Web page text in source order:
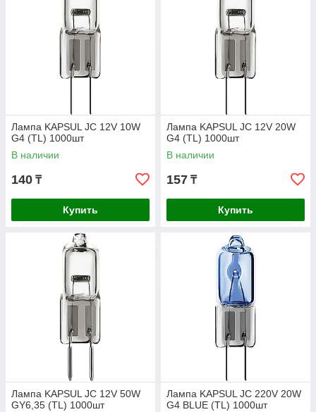
Лампа KAPSUL JC 12V 10W
G4 (TL) 1000шт
В наличии
140 ₸
Купить
Лампа KAPSUL JC 12V 20W
G4 (TL) 1000шт
В наличии
157 ₸
Купить
Лампа KAPSUL JC 12V 50W
GY6,35 (TL) 1000шт
Лампа KAPSUL JC 220V 20W
G4 BLUE (TL) 1000шт